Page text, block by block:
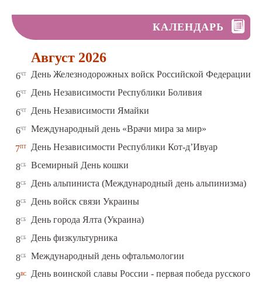
КАЛЕНДАРЬ
Август 2026
6чт День Железнодорожных войск Российской Федерации
6чт День Независимости Республики Боливия
6чт День Независимости Ямайки
6чт Международный день «Врачи мира за мир»
7пт День Независимости Республики Кот-д’Ивуар
8сб Всемирный День кошки
8сб День альпиниста (Международный день альпинизма)
8сб День войск связи Украины
8сб День города Ялта (Украина)
8сб День физкультурника
8сб Международный день офтальмологии
9вс
День воинской славы России - первая победа русского